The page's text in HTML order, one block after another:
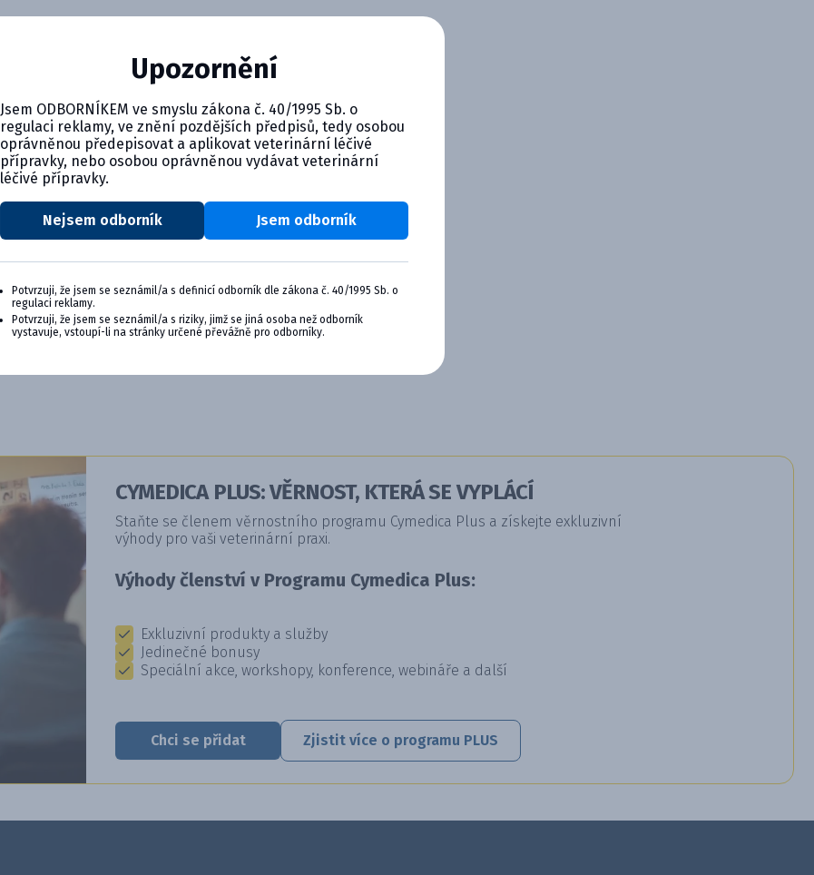
CYMEDICA PLUS: VĚRNOST, KTERÁ SE VYPLÁCÍ
Staňte se členem věrnostního programu Cymedica Plus a získejte exkluzivní
výhody pro vaši veterinární praxi.
Výhody členství v Programu Cymedica Plus:
Exkluzivní produkty a služby
Jedinečné bonusy
Speciální akce, workshopy, konference, webináře a další
Chci se přidat Zjistit více o programu PLUS
Upozornění
Jsem ODBORNÍKEM ve smyslu zákona č. 40/1995 Sb. o
regulaci reklamy, ve znění pozdějších předpisů, tedy osobou
oprávněnou předepisovat a aplikovat veterinární léčivé
přípravky, nebo osobou oprávněnou vydávat veterinární
léčivé přípravky.
Nejsem odborník Jsem odborník
Potvrzuji, že jsem se seznámil/a s definicí odborník dle zákona č. 40/1995 Sb. o
regulaci reklamy.
Potvrzuji, že jsem se seznámil/a s riziky, jimž se jiná osoba než odborník
vystavuje, vstoupí-li na stránky určené převážně pro odborníky.